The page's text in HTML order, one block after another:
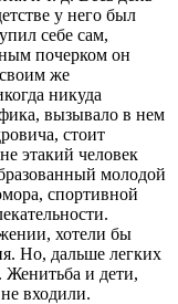
у него был
себе сам,
почерком он
же
никуда
вызывало в нем
стоит
этакий человек
молодой
спортивной
хотели бы
Но, дальше легких
Женитьба и дети,
входили.